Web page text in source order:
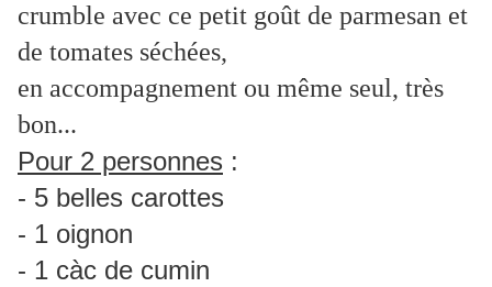
crumble avec ce petit goût de parmesan et
de tomates séchées,
en accompagnement ou même seul, très
bon...
Pour 2 personnes :
- 5 belles carottes
- 1 oignon
- 1 càc de cumin